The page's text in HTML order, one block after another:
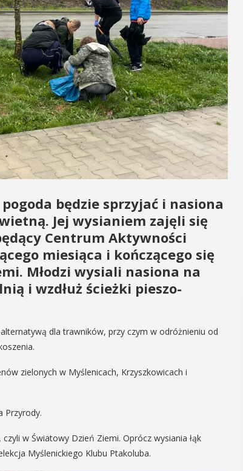
będzie sprzyjać i nasiona
Jej wysianiem zajęli się
Centrum Aktywności
miesiąca i kończącego się
Młodzi wysiali nasiona na
i wzdłuż ścieżki pieszo-
dla trawników, przy czym w odróżnieniu od
zielonych w Myślenicach, Krzyszkowicach i
Przyrody.
w Światowy Dzień Ziemi. Oprócz wysiania łąk
Myślenickiego Klubu Ptakoluba.